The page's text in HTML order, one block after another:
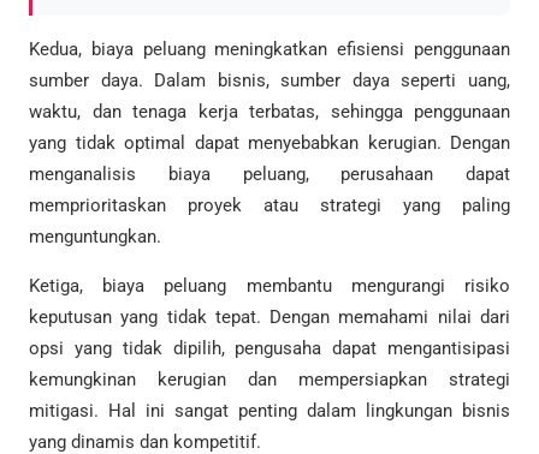
Kedua, biaya peluang meningkatkan efisiensi penggunaan
sumber daya. Dalam bisnis, sumber daya seperti uang,
waktu, dan tenaga kerja terbatas, sehingga penggunaan
yang tidak optimal dapat menyebabkan kerugian. Dengan
menganalisis biaya peluang, perusahaan dapat
memprioritaskan proyek atau strategi yang paling
menguntungkan.
Ketiga, biaya peluang membantu mengurangi risiko
keputusan yang tidak tepat. Dengan memahami nilai dari
opsi yang tidak dipilih, pengusaha dapat mengantisipasi
kemungkinan kerugian dan mempersiapkan strategi
mitigasi. Hal ini sangat penting dalam lingkungan bisnis
yang dinamis dan kompetitif.